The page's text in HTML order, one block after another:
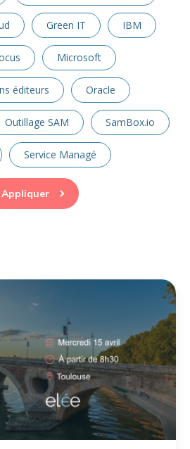
Green IT IBM
Microsoft
éditeurs Oracle
Outillage SAM SamBox.io
Service Managé
Appliquer